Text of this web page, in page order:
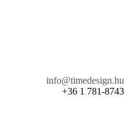
info@timedesign.hu
+36 1 781-8743